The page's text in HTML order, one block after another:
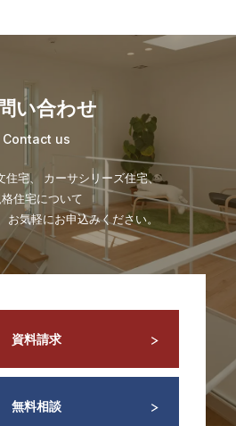
い合わせ
Contact us
住宅、 カーサシリーズ住宅、
住宅について
お気軽にお申込みください。
資料請求
無料相談